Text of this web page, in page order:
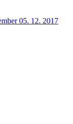
05. 12. 2017